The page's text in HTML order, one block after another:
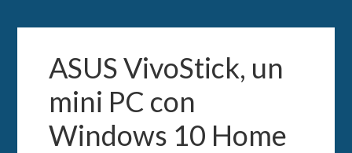
ASUS VivoStick, un
mini PC con
Windows 10 Home